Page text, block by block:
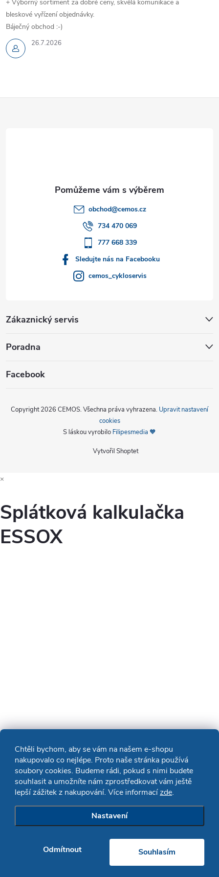
Chtěli bychom, aby se vám na našem e-shopu
nakupovalo co nejlépe. Proto naše stránka používá
soubory cookies. Budeme rádi, pokud s nimi budete
souhlasit a umožníte nám zprostředkovat vám ještě
lepší zážitek z nakupování. Více informacízde.
Nastavení
Odmítnout Souhlasím
k
y
v
26.7.2026
+ Výborný sortiment za dobré ceny, skvělá komunikace a
bleskové vyřízení objednávky.
Báječný obchod :-)
obchod@cemos.cz
734 470 069
777 668 339
Sledujte nás na Facebooku
cemos_cykloservis
Zákaznický servis
Poradna
Facebook
Vytvořil Shoptet
Copyright 2026 CEMOS. Všechna práva vyhrazena. Upravit nastavení
cookies
S láskou vyrobilo Filipesmedia 🧡
×
Splátková kalkulačka
ESSOX